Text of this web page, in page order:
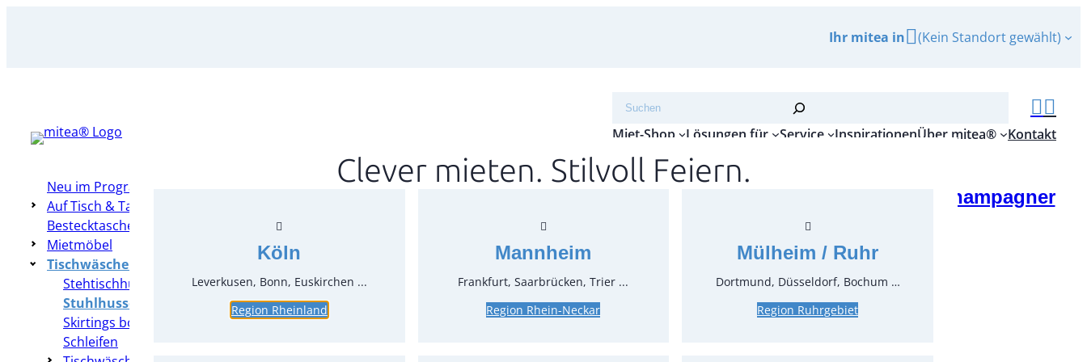
Ihr mitea in (Kein Standort gewählt)
Suchen
Miet-Shop
Lösungen für Service InspirationenÜber mitea® Kontakt
Neu im Programm
Auf Tisch & Tafel – Table Top
Bestecktaschen
Mietmöbel
Tischwäsche & Hussen
Stehtischhussen
Stuhlhussen
Skirtings bodenlang
Schleifen
Stuhlhusse Modell 'Maritim', champagner
65020.02
Clever mieten. Stilvoll Feiern.
Köln
Leverkusen, Bonn, Euskirchen ...
Region Rheinland
Mannheim
Frankfurt, Saarbrücken, Trier ...
Region Rhein-Neckar
Mülheim / Ruhr
Dortmund, Düsseldorf, Bochum …
Region Ruhrgebiet